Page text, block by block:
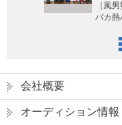
［風
バカ熱
会社概要
オーディション情報